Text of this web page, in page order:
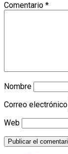
Comentario *
Nombre
Correo electrónico
Web